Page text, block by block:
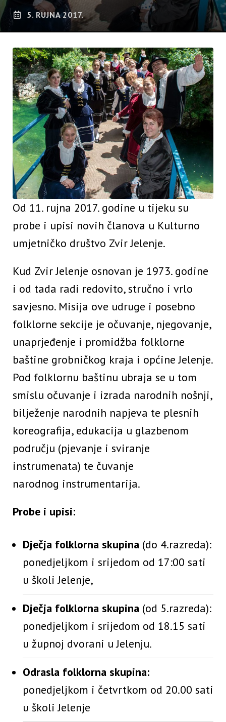
5. RUJNA 2017.
Od 11. rujna 2017. godine u tijeku su
probe i upisi novih članova u Kulturno
umjetničko društvo Zvir Jelenje.
Kud Zvir Jelenje osnovan je 1973. godine
i od tada radi redovito, stručno i vrlo
savjesno. Misija ove udruge i posebno
folklorne sekcije je očuvanje, njegovanje,
unaprjeđenje i promidžba folklorne
baštine grobničkog kraja i općine Jelenje.
Pod folklornu baštinu ubraja se u tom
smislu očuvanje i izrada narodnih nošnji,
bilježenje narodnih napjeva te plesnih
koreografija, edukacija u glazbenom
području (pjevanje i sviranje
instrumenata) te čuvanje
narodnog instrumentarija.
Probe i upisi:
Dječja folklorna skupina (do 4.razreda):
ponedjeljkom i srijedom od 17:00 sati
u školi Jelenje,
Dječja folklorna skupina (od 5.razreda):
ponedjeljkom i srijedom od 18.15 sati
u župnoj dvorani u Jelenju.
Odrasla folklorna skupina:
ponedjeljkom i četvrtkom od 20.00 sati
u školi Jelenje